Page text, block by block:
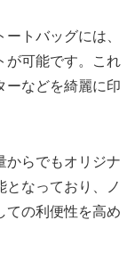
トバッグには、
が可能です。これ
ーなどを綺麗に印
からでもオリジナ
となっており、ノ
ての利便性を高め